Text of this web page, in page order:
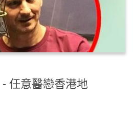
任意醫戀香港地